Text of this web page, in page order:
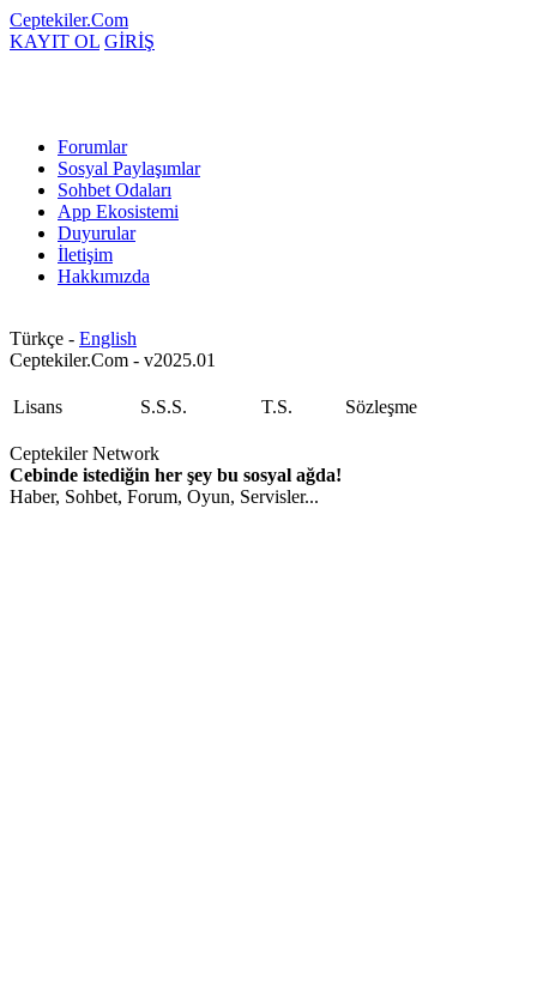
Ceptekiler.Com
KAYIT OL GİRİŞ
Forumlar
Sosyal Paylaşımlar
Sohbet Odaları
App Ekosistemi
Duyurular
İletişim
Hakkımızda
Türkçe - English
Ceptekiler.Com - v2025.01
Lisans S.S.S. T.S. Sözleşme
Ceptekiler Network
Cebinde istediğin her şey bu sosyal ağda!
Haber, Sohbet, Forum, Oyun, Servisler...